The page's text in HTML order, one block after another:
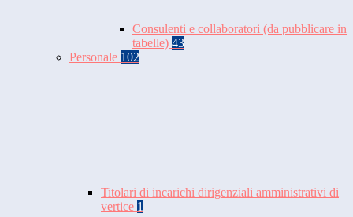
Consulenti e collaboratori (da pubblicare in
tabelle) 43
Personale 102
Titolari di incarichi dirigenziali amministrativi di
vertice 1